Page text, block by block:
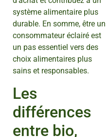
système alimentaire plus
durable. En somme, être un
consommateur éclairé est
un pas essentiel vers des
choix alimentaires plus
sains et responsables.
Les
différences
entre bio,